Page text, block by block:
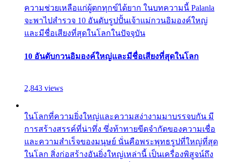
ความช่วยเหลือแก่ผู้ตกทุกข์ได้ยาก ในบทความนี้ Palanla
จะพาไปสำรวจ 10 อันดับรูปปั้นเจ้าแม่กวนอิมองค์ใหญ่
และมีชื่อเสียงที่สุดในโลกในปัจจุบัน
10 อันดับกวนอิมองค์ใหญ่และมีชื่อเสียงที่สุดในโลก
2,843 views
ในโลกที่ความยิ่งใหญ่และความสง่างามมาบรรจบกัน มี
การสร้างสรรค์ที่น่าทึ่ง ซึ่งท้าทายขีดจำกัดของความเชื่อ
และความสำเร็จของมนุษย์ นั่นคือพระพุทธรูปที่ใหญ่ที่สุด
ในโลก สิ่งก่อสร้างอันยิ่งใหญ่เหล่านี้ เป็นเครื่องพิสูจน์ถึง